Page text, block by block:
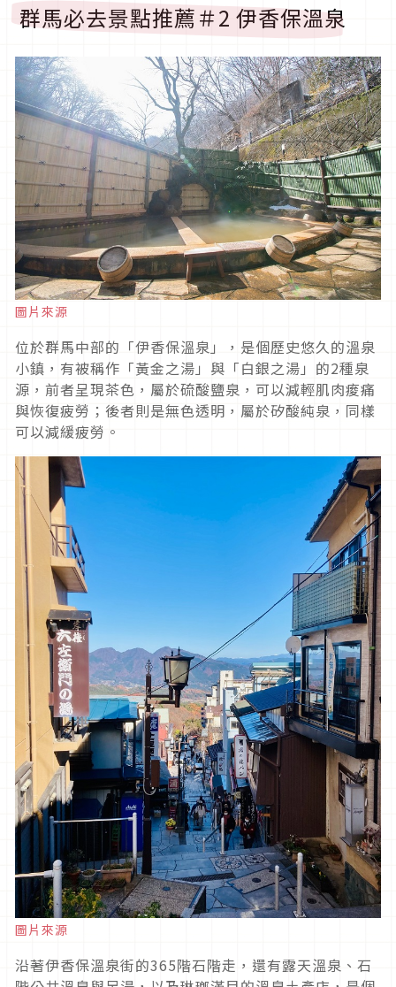
群馬必去景點推薦＃2 伊香保溫泉
圖片來源
位於群馬中部的「伊香保溫泉」，是個歷史悠久的溫泉
小鎮，有被稱作「黃金之湯」與「白銀之湯」的2種泉
源，前者呈現茶色，屬於硫酸鹽泉，可以減輕肌肉痠痛
與恢復疲勞；後者則是無色透明，屬於矽酸純泉，同樣
可以減緩疲勞。
圖片來源
沿著伊香保溫泉街的365階石階走，還有露天溫泉、石